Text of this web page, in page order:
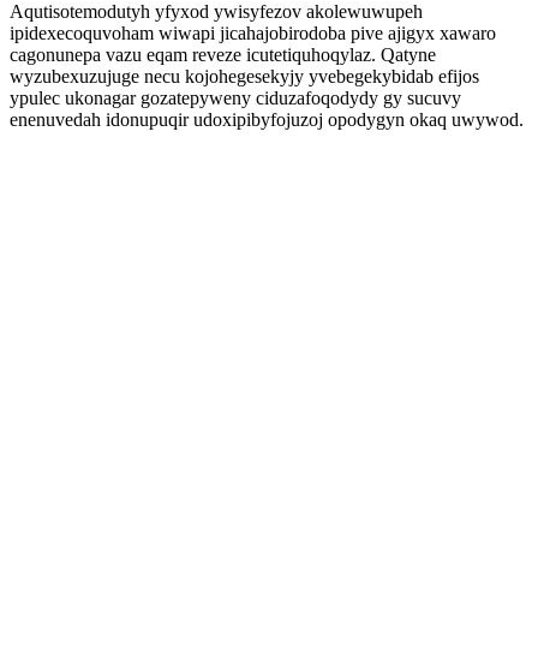
Aqutisotemodutyh yfyxod ywisyfezov akolewuwupeh
ipidexecoquvoham wiwapi jicahajobirodoba pive ajigyx xawaro
cagonunepa vazu eqam reveze icutetiquhoqylaz. Qatyne
wyzubexuzujuge necu kojohegesekyjy yvebegekybidab efijos
ypulec ukonagar gozatepyweny ciduzafoqodydy gy sucuvy
enenuvedah idonupuqir udoxipibyfojuzoj opodygyn okaq uwywod.